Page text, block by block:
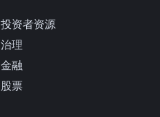
投资者资源
治理
金融
股票